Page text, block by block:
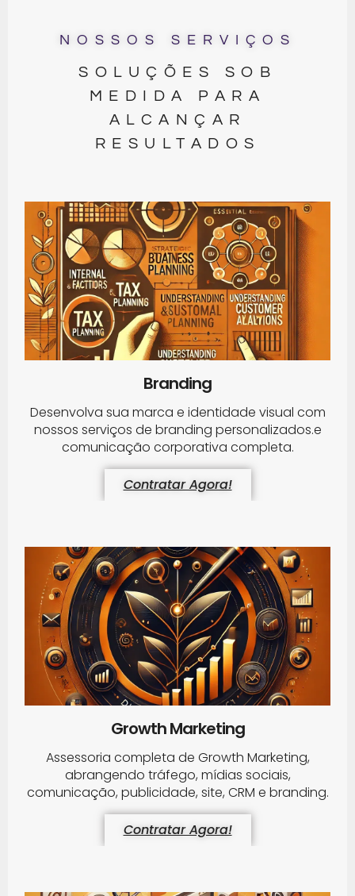
NOSSOS SERVIÇOS
SOLUÇÕES SOB
MEDIDA PARA
ALCANÇAR
RESULTADOS
Branding
Desenvolva sua marca e identidade visual com
nossos serviços de branding personalizados.e
comunicação corporativa completa.
Contratar Agora!
Growth Marketing
Assessoria completa de Growth Marketing,
abrangendo tráfego, mídias sociais,
comunicação, publicidade, site, CRM e branding.
Contratar Agora!